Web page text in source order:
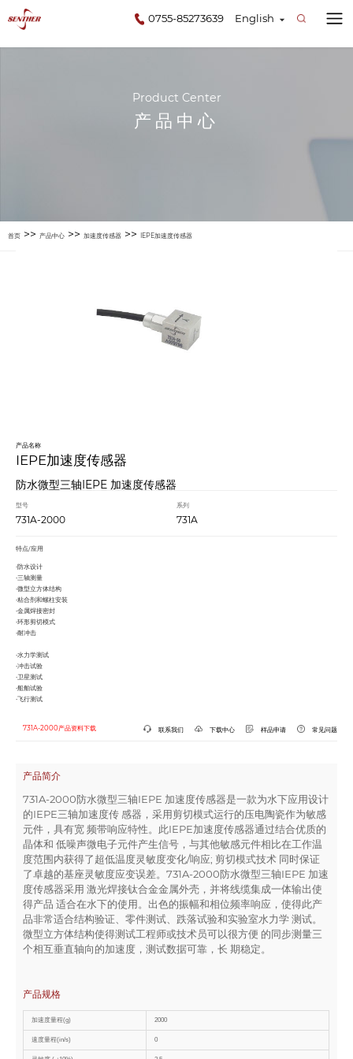
English
0755-85273639
Product Center
产品中心
首页 >> 产品中心 >> 加速度传感器 >> IEPE加速度传感器
产品名称
IEPE加速度传感器
防水微型三轴IEPE 加速度传感器
型号
731A-2000
系列
731A
特点/应用
•防水设计
•三轴测量
•微型立方体结构
•粘合剂和螺柱安装
•金属焊接密封
•环形剪切模式
•耐冲击
•水力学测试
•冲击试验
•卫星测试
•船舶试验
•飞行测试
731A-2000产品资料下载 联系我们 下载中心 样品申请 常见问题
产品简介
731A-2000防水微型三轴IEPE 加速度传感器是一款为水下应用设计
的IEPE三轴加速度传 感器，采用剪切模式运行的压电陶瓷作为敏感
元件，具有宽 频带响应特性。此IEPE加速度传感器通过结合优质的
晶体和 低噪声微电子元件产生信号，与其他敏感元件相比在工作温
度范围内获得了超低温度灵敏度变化/响应; 剪切模式技术 同时保证
了卓越的基座灵敏度应变误差。731A-2000防水微型三轴IEPE 加速
度传感器采用 激光焊接钛合金金属外壳，并将线缆集成一体输出使
得产品 适合在水下的使用。出色的振幅和相位频率响应，使得此产
品非常适合结构验证、零件测试、跌落试验和实验室水力学 测试。
微型立方体结构使得测试工程师或技术员可以很方便 的同步测量三
个相互垂直轴向的加速度，测试数据可靠，长 期稳定。
产品规格
加速度量程(g) 2000
速度量程(in/s) 0